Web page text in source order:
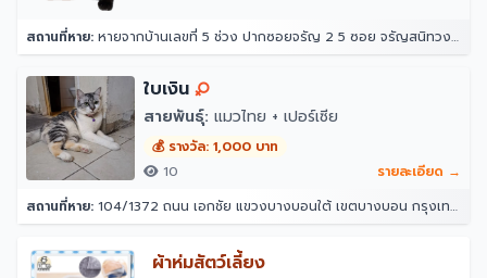
สถานที่หาย: หายจากบ้านเลขที่ 5 ช่วง ปากซอยจรัญ 2 5 ซอย จรัญสนิทวงศ์ 2 แขวงวัดท่าพระ เขตบางกอกใหญ่ กรุงเทพมหานคร 10600 ประเทศไทย
ใบเงิน
สายพันธุ์: แมวไทย + เปอร์เซีย
💰 รางวัล: 1,000 บาท
10
รายละเอียด →
สถานที่หาย: 104/1372 ถนน เอกชัย แขวงบางบอนใต้ เขตบางบอน กรุงเทพมหานคร 10150
ผ้าห่มสัตว์เลี้ยง